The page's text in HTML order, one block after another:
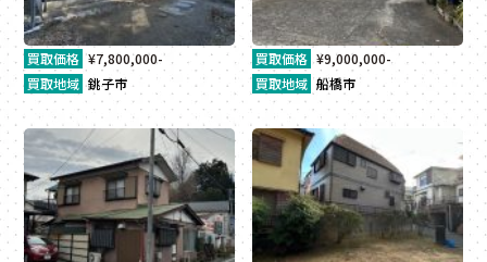
買取価格 ¥7,800,000-
買取地域 銚子市
買取価格 ¥9,000,000-
買取地域 船橋市